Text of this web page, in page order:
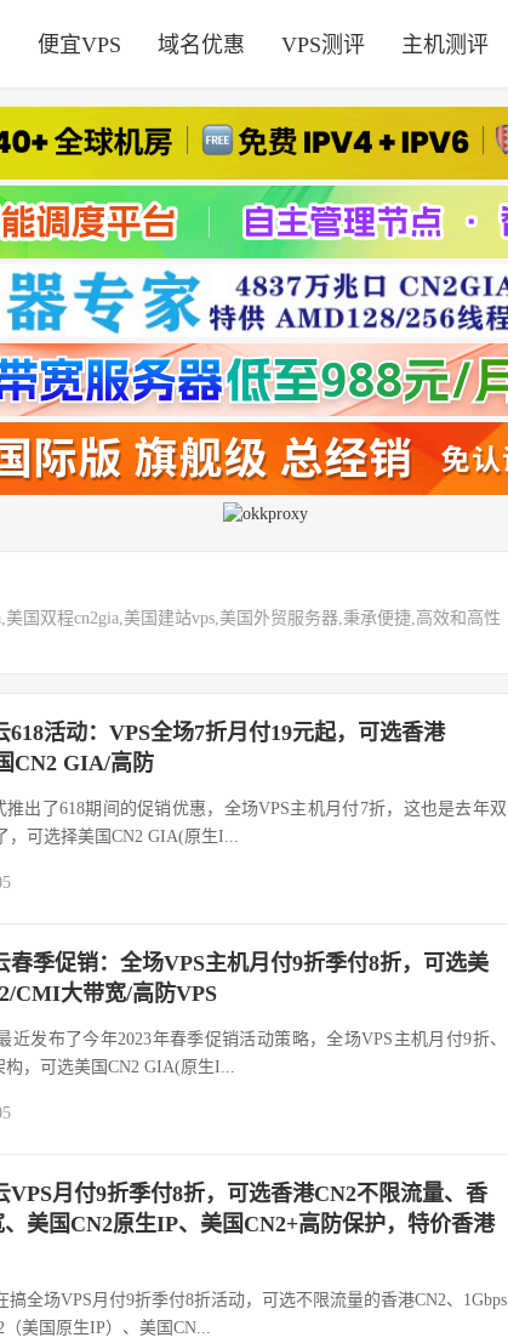
便宜VPS 域名优惠 VPS测评 主机测评
美国双程cn2gia,美国建站vps,美国外贸服务器,秉承便捷,高效和高性
618活动：VPS全场7折月付19元起，可选香港
CN2 GIA/高防
推出了618期间的促销优惠，全场VPS主机月付7折，这也是去年双
可选择美国CN2 GIA(原生I...
春季促销：全场VPS主机月付9折季付8折，可选美
CMI大带宽/高防VPS
近发布了今年2023年春季促销活动策略，全场VPS主机月付9折、
，可选美国CN2 GIA(原生I...
VPS月付9折季付8折，可选香港CN2不限流量、香
美国CN2原生IP、美国CN2+高防保护，特价香港
搞全场VPS月付9折季付8折活动，可选不限流量的香港CN2、1Gbps
美国原生IP）、美国CN...